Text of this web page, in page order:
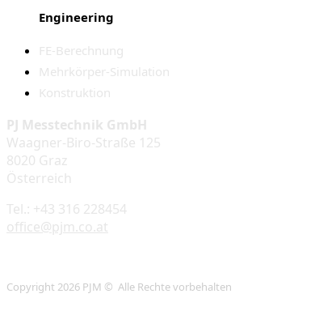
Engineering
FE-Berechnung
Mehrkörper-Simulation
Konstruktion
PJ Messtechnik GmbH
Waagner-Biro-Straße 125
8020 Graz
Österreich
Tel.: +43 316 228454
office@pjm.co.at
Copyright 2026 PJM © Alle Rechte vorbehalten